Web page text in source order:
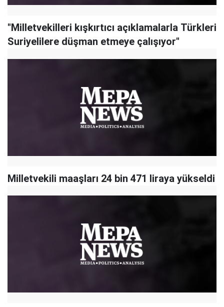
"Milletvekilleri kışkırtıcı açıklamalarla Türkleri
Suriyelilere düşman etmeye çalışıyor"
Milletvekili maaşları 24 bin 471 liraya yükseldi